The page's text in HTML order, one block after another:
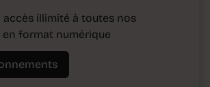
accès illimité à toutes nos
format numérique